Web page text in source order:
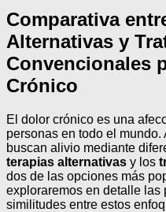
Comparativa
Alternativas y
Convencionales
Crónico
El dolor crónico es una
personas en todo el
buscan alivio mediante
terapias alternativas y los
dos de las opciones más
exploraremos en detalle
similitudes entre estos